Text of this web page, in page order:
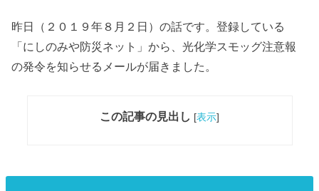
昨日（２０１９年８月２日）の話です。登録している
「にしのみや防災ネット」から、光化学スモッグ注意報
の発令を知らせるメールが届きました。
この記事の見出し [表示]